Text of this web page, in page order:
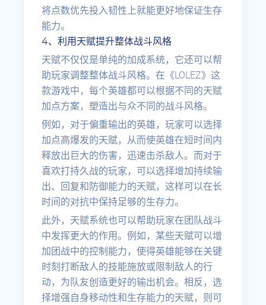
将点数优先投入韧性上就能更好地保证生存
能力。
4、利用天赋提升整体战斗风格
天赋不仅仅是单纯的加成系统，它还可以帮
助玩家调整整体战斗风格。在《LOLEZ》这
款游戏中，每个英雄都可以根据不同的天赋
加点方案，塑造出与众不同的战斗风格。
例如，对于偏重输出的英雄，玩家可以选择
加点高爆发的天赋，从而使英雄在短时间内
释放出巨大的伤害，迅速击杀敌人。而对于
喜欢打持久战的玩家，可以选择增加持续输
出、回复和防御能力的天赋，这样可以在长
时间的对抗中保持足够的生存力。
此外，天赋系统也可以帮助玩家在团队战斗
中发挥更大的作用。例如，某些天赋可以增
加团战中的控制能力，使得英雄能够在关键
时刻打断敌人的技能施放或限制敌人的行
动，为队友创造更好的输出机会。相反，选
择增强自身移动性和生存能力的天赋，则可